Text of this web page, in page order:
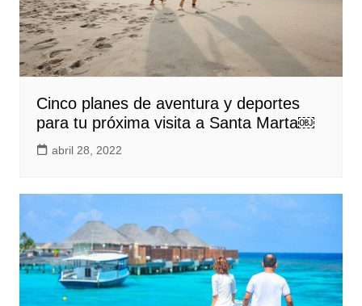
Cinco planes de aventura y deportes
para tu próxima visita a Santa Marta￼
abril 28, 2022